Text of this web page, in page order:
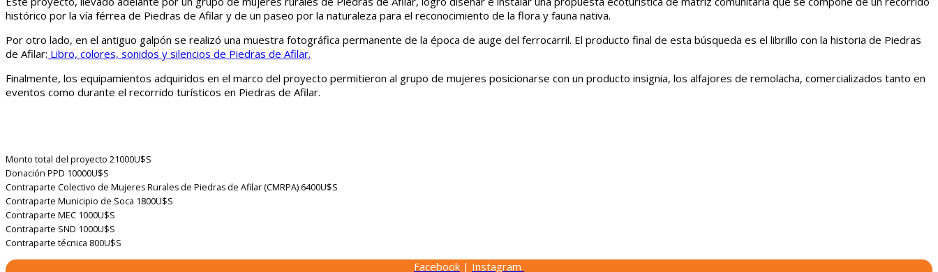
histórico por la vía férrea de Piedras de Afilar y de un paseo por la naturaleza para el reconocimiento de la flora y fauna nativa.
Por otro lado, en el antiguo galpón se realizó una muestra fotográfica permanente de la época de auge del ferrocarril. El producto final de esta búsqueda es el librillo con la historia de Piedras
de Afilar: Libro, colores, sonidos y silencios de Piedras de Afilar.
Finalmente, los equipamientos adquiridos en el marco del proyecto permitieron al grupo de mujeres posicionarse con un producto insignia, los alfajores de remolacha, comercializados tanto en
eventos como durante el recorrido turísticos en Piedras de Afilar.
Monto total del proyecto 21000U$S
Donación PPD 10000U$S
Contraparte Colectivo de Mujeres Rurales de Piedras de Afilar (CMRPA) 6400U$S
Contraparte Municipio de Soca 1800U$S
Contraparte MEC 1000U$S
Contraparte SND 1000U$S
Contraparte técnica 800U$S
Facebook | Instagram